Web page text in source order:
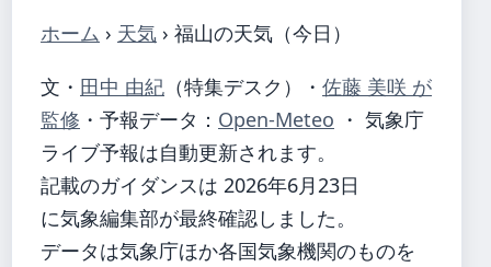
ホーム › 天気 › 福山の天気（今日）
文・ 田中 由紀 （特集デスク） ・ 佐藤 美咲 が
監修 ・ 予報データ： Open-Meteo ・ 気象庁
ライブ予報は自動更新されます。
記載のガイダンスは 2026年6月23日
に気象編集部が最終確認しました。
データは気象庁ほか各国気象機関のものを